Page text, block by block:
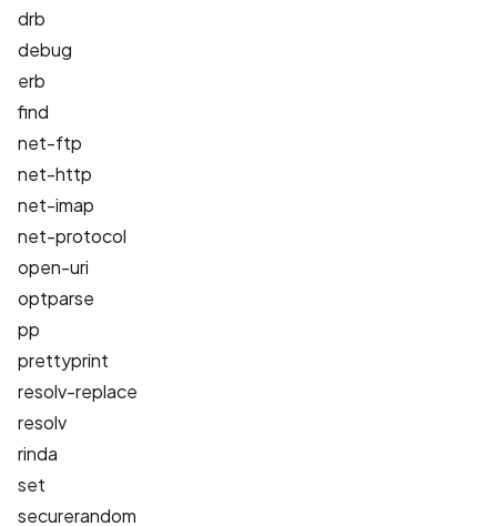
drb
debug
erb
find
net-ftp
net-http
net-imap
net-protocol
open-uri
optparse
pp
prettyprint
resolv-replace
resolv
rinda
set
securerandom